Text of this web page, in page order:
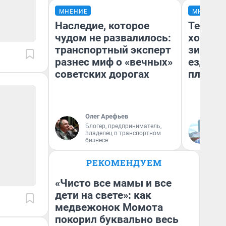
МНЕНИЕ
Наследие, которое
чудом не развалилось:
транспортный эксперт
разнес миф о «вечных»
советских дорогах
Олег Арефьев
Блогер, предприниматель,
владелец в транспортном
бизнесе
МНЕНИЕ
Тепло
зимой.
ездит
плюсы
РЕКОМЕНДУЕМ
«Чисто все мамы и все
дети на свете»: как
медвежонок Момота
покорил буквально весь